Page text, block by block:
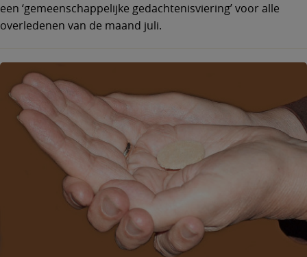
een ‘gemeenschappelijke gedachtenisviering’ voor alle
overledenen van de maand juli.